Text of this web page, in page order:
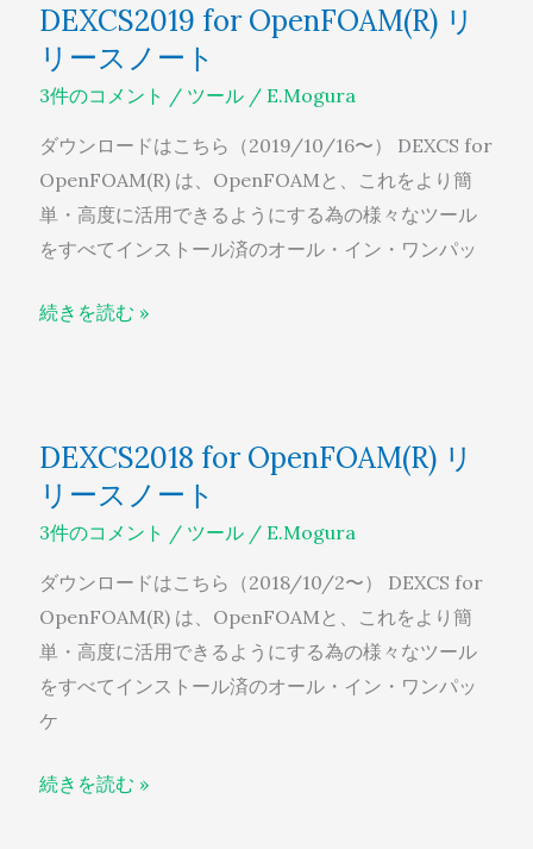
DEXCS2019 for OpenFOAM(R) リ
リースノート
3件のコメント / ツール/ E.Mogura
ダウンロードはこちら（2019/10/16〜） DEXCS for
OpenFOAM(R) は、OpenFOAMと、これをより簡
単・高度に活用できるようにする為の様々なツール
をすべてインストール済のオール・イン・ワンパッ
for
OpenFOAM(R)
リ
ー
ス
ノ
ー
ト
続きを読む »
DEXCS2018 for OpenFOAM(R) リ
リースノート
3件のコメント / ツール/ E.Mogura
ダウンロードはこちら（2018/10/2〜） DEXCS for
OpenFOAM(R) は、OpenFOAMと、これをより簡
単・高度に活用できるようにする為の様々なツール
をすべてインストール済のオール・イン・ワンパッ
ケ
for
OpenFOAM(R)
リ
ー
ス
ノ
ー
ト
続きを読む »